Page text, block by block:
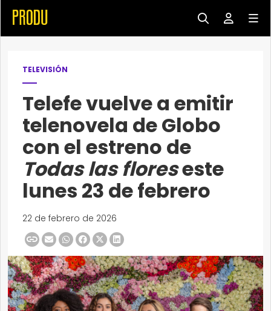
TELEVISIÓN
Telefe vuelve a emitir
telenovela de Globo
con el estreno de
Todas las floreseste
lunes 23 de febrero
22 de febrero de 2026